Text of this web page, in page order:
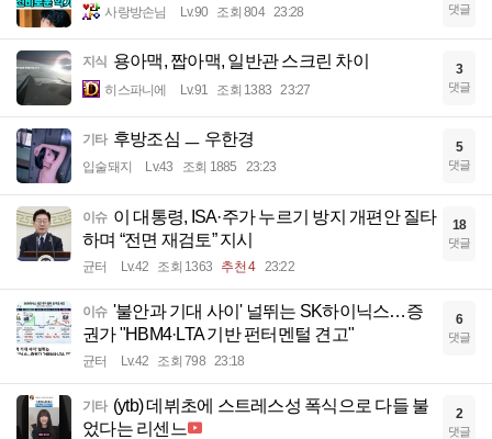
사랑방손님 Lv.90 조회 804 23:28 댓글
지식 용아맥, 짭아맥, 일반관 스크린 차이
히스파니에 Lv.91 조회 1383 23:27
3
댓글
기타 후방조심 ㅡ 우한경
입술돼지 Lv.43 조회 1885 23:23
5
댓글
이슈 이 대통령, ISA·주가 누르기 방지 개편안 질타
하며 “전면 재검토” 지시
균터 Lv.42 조회 1363 추천 4 23:22
18
댓글
이슈 '불안과 기대 사이' 널뛰는 SK하이닉스…증
권가 "HBM4·LTA 기반 펀터멘털 견고"
균터 Lv.42 조회 798 23:18
6
댓글
기타 (ytb) 데뷔초에 스트레스성 폭식으로 다들 불
었다는 리센느
2
댓글